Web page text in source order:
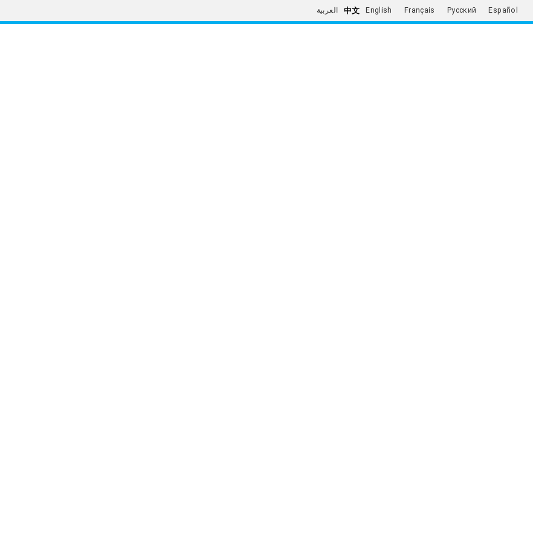
العربية 中文 English Français Русский Español